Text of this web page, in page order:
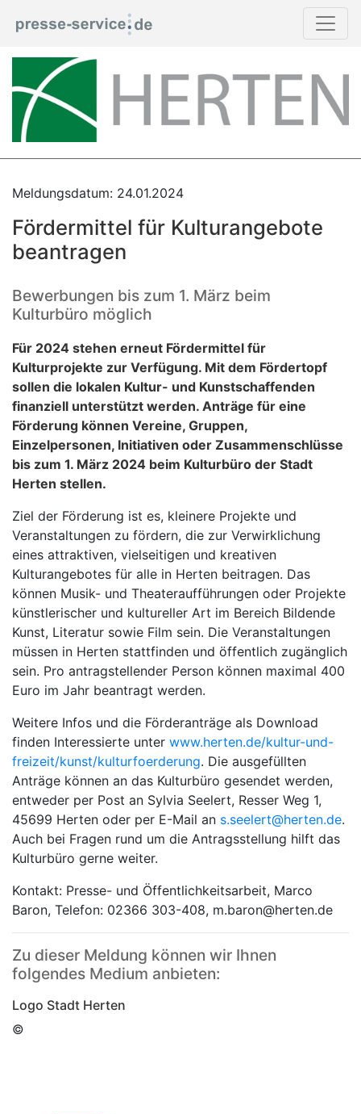
Meldungsdatum: 24.01.2024
Fördermittel für Kulturangebote
beantragen
Bewerbungen bis zum 1. März beim
Kulturbüro möglich
Für 2024 stehen erneut Fördermittel für
Kulturprojekte zur Verfügung. Mit dem Fördertopf
sollen die lokalen Kultur- und Kunstschaffenden
finanziell unterstützt werden. Anträge für eine
Förderung können Vereine, Gruppen,
Einzelpersonen, Initiativen oder Zusammenschlüsse
bis zum 1. März 2024 beim Kulturbüro der Stadt
Herten stellen.
Ziel der Förderung ist es, kleinere Projekte und
Veranstaltungen zu fördern, die zur Verwirklichung
eines attraktiven, vielseitigen und kreativen
Kulturangebotes für alle in Herten beitragen. Das
können Musik- und Theateraufführungen oder Projekte
künstlerischer und kultureller Art im Bereich Bildende
Kunst, Literatur sowie Film sein. Die Veranstaltungen
müssen in Herten stattfinden und öffentlich zugänglich
sein. Pro antragstellender Person können maximal 400
Euro im Jahr beantragt werden.
Weitere Infos und die Förderanträge als Download
finden Interessierte unter www.herten.de/kultur-und-
freizeit/kunst/kulturfoerderung. Die ausgefüllten
Anträge können an das Kulturbüro gesendet werden,
entweder per Post an Sylvia Seelert, Resser Weg 1,
45699 Herten oder per E-Mail an s.seelert@herten.de.
Auch bei Fragen rund um die Antragsstellung hilft das
Kulturbüro gerne weiter.
Kontakt: Presse- und Öffentlichkeitsarbeit, Marco
Baron, Telefon: 02366 303-408, m.baron@herten.de
Zu dieser Meldung können wir Ihnen
folgendes Medium anbieten:
Logo Stadt Herten
©